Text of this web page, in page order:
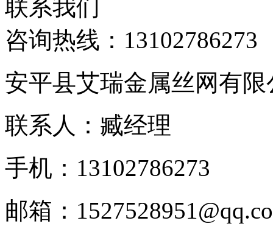
联系我们
咨询热线： 13102786273
安平县艾瑞金属丝网有限
联系人：臧经理
手机：13102786273
邮箱：